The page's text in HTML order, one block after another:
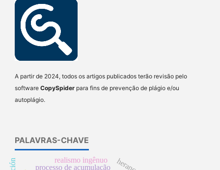
A partir de 2024, todos os artigos publicados terão revisão pelo
software CopySpider para fins de prevenção de plágio e/ou
autoplágio.
PALAVRAS-CHAVE
processo de acumulação
realismo ingênuo